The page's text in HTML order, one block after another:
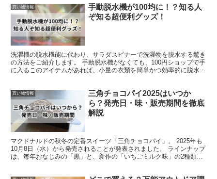
買い物情報
手動脱水機が100均に！？知る人
ぞ知る超便利グッズ！
洗濯機の脱水機能に代わり、サラダスピナーで洗濯物を脱水する驚き
の方法をご紹介します。 手動脱水機がなくても、100円ショップで手
に入るこのアイテムがあれば、小量の衣類を簡単かつ効率的に脱水で
買い物情報
三角チョコパイ2025はいつか
ら？発売日・味・販売期間を徹底
解説
マクドナルドの秋冬の定番スイーツ「三角チョコパイ」。 2025年も
10月8日（水）から発売されることが発表されました。 ラインナップ
は、毎年おなじみの「黒」と、新作の「いちごミルク味」の2種類で